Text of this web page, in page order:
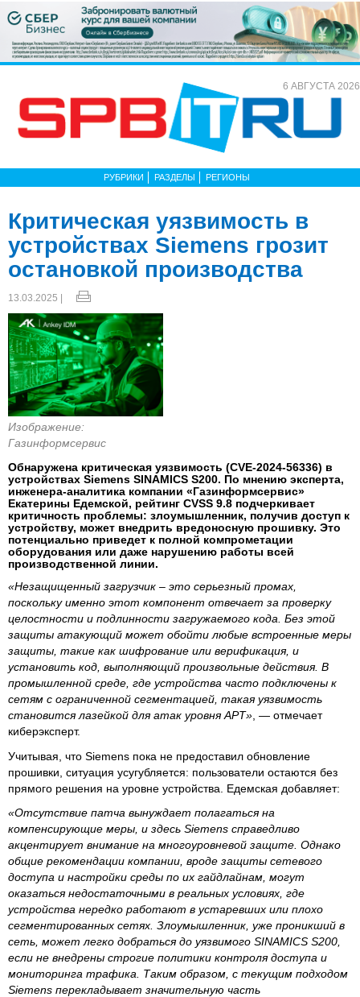
6 АВГУСТА 2026
РУБРИКИ РАЗДЕЛЫ РЕГИОНЫ
Критическая уязвимость в
устройствах Siemens грозит
остановкой производства
13.03.2025 |
Изображение:
Газинформсервис
Обнаружена критическая уязвимость (CVE-2024-56336) в
устройствах Siemens SINAMICS S200. По мнению эксперта,
инженера-аналитика компании «Газинформсервис»
Екатерины Едемской, рейтинг CVSS 9.8 подчеркивает
критичность проблемы: злоумышленник, получив доступ к
устройству, может внедрить вредоносную прошивку. Это
потенциально приведет к полной компрометации
оборудования или даже нарушению работы всей
производственной линии.
«Незащищенный загрузчик – это серьезный промах,
поскольку именно этот компонент отвечает за проверку
целостности и подлинности загружаемого кода. Без этой
защиты атакующий может обойти любые встроенные меры
защиты, такие как шифрование или верификация, и
установить код, выполняющий произвольные действия. В
промышленной среде, где устройства часто подключены к
сетям с ограниченной сегментацией, такая уязвимость
становится лазейкой для атак уровня APT» , — отмечает
киберэксперт.
Учитывая, что Siemens пока не предоставил обновление
прошивки, ситуация усугубляется: пользователи остаются без
прямого решения на уровне устройства. Едемская добавляет:
«Отсутствие патча вынуждает полагаться на
компенсирующие меры, и здесь Siemens справедливо
акцентирует внимание на многоуровневой защите. Однако
общие рекомендации компании, вроде защиты сетевого
доступа и настройки среды по их гайдлайнам, могут
оказаться недостаточными в реальных условиях, где
устройства нередко работают в устаревших или плохо
сегментированных сетях. Злоумышленник, уже проникший в
сеть, может легко добраться до уязвимого SINAMICS S200,
если не внедрены строгие политики контроля доступа и
мониторинга трафика. Таким образом, с текущим подходом
Siemens перекладывает значительную часть